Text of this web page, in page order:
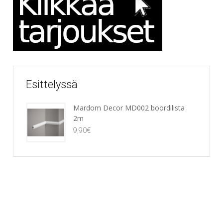
Esittelyssä
Mardom Decor MD002 boordilista
2m
9,90€